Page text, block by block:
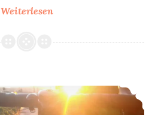
WeiterlesenGeschwisterkind:
Deal?!
Insemination #4